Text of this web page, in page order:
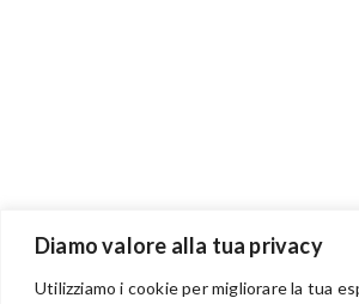
Diamo valore alla tua privacy
Utilizziamo i cookie per migliorare la tua